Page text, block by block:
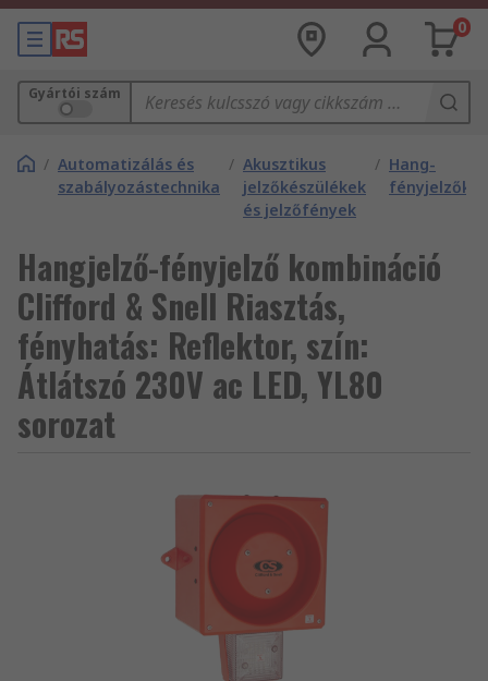
0
Gyártói szám
/ Automatizálás és
szabályozástechnika
/ Akusztikus
jelzőkészülékek
és jelzőfények
/ Hang-
fényjelzők
Hangjelző-fényjelző kombináció
Clifford & Snell Riasztás,
fényhatás: Reflektor, szín:
Átlátszó 230V ac LED, YL80
sorozat